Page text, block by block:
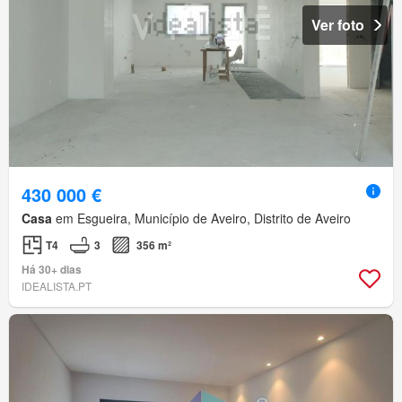
Ver foto
430 000 €
Casa em Esgueira, Município de Aveiro, Distrito de Aveiro
T4 3
356 m²
Há 30+ dias
IDEALISTA.PT